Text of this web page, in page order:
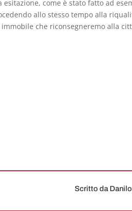
esitazione, come è stato fatto ad
allo stesso tempo alla
che riconsegneremo alla
Scritto da